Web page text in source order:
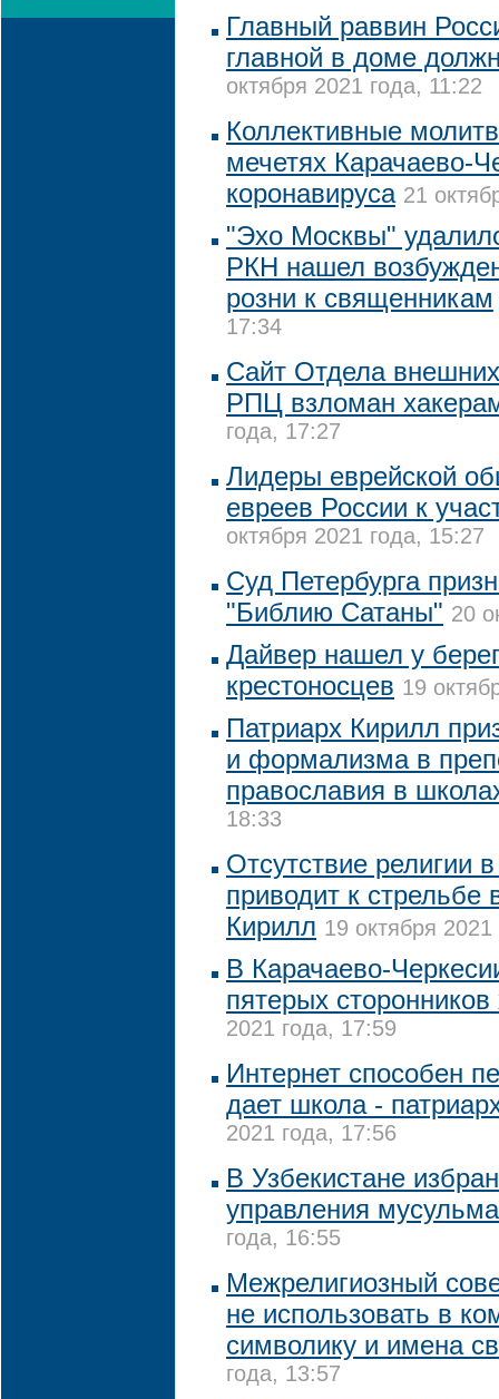
Главный раввин
главной в доме
октября 2021 года, 11:22
Коллективные
мечетях Карачаево-
коронавируса 21
"Эхо Москвы"
РКН нашел
розни к священникам
17:34
Сайт Отдела
РПЦ взломан
года, 17:27
Лидеры еврейской
евреев России к
октября 2021 года, 15:27
Суд Петербурга
"Библию Сатаны" 20
Дайвер нашел у
крестоносцев 19
Патриарх Кирилл
и формализма в
православия в
18:33
Отсутствие религии
приводит к стрельбе
Кирилл 19 октября
В Карачаево-
пятерых
2021 года, 17:59
Интернет способен
дает школа -
2021 года, 17:56
В Узбекистане
управления
года, 16:55
Межрелигиозный
не использовать в
символику и имена
года, 13:57